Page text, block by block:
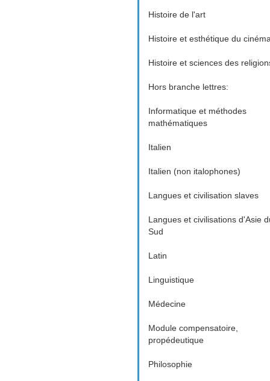
Histoire de l'art
Histoire et esthétique du
Histoire et sciences des
Hors branche lettres:
Informatique et méthodes
mathématiques
Italien
Italien (non italophones)
Langues et civilisation slaves
Langues et civilisations d'Asie
Sud
Latin
Linguistique
Médecine
Module compensatoire,
propédeutique
Philosophie